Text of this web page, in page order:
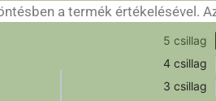
a termék értékelésével.
5 csillag
4 csillag
3 csillag